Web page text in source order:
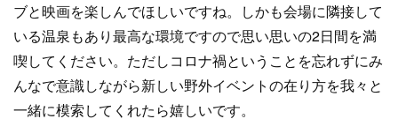
ブと映画を楽しんでほしいですね。しかも会場に隣接して
いる温泉もあり最高な環境ですので思い思いの2日間を満
喫してください。ただしコロナ禍ということを忘れずにみ
んなで意識しながら新しい野外イベントの在り方を我々と
一緒に模索してくれたら嬉しいです。